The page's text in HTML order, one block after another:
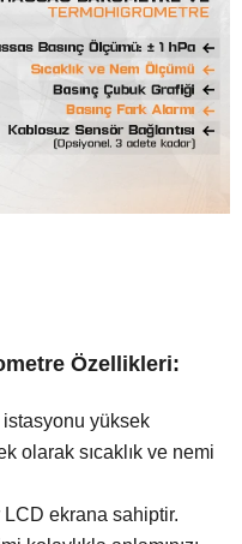
Özellikleri:
yüksek
olarak sıcaklık ve nemi
ekrana sahiptir.